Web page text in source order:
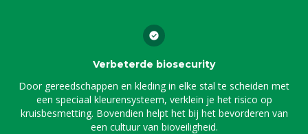
Verbeterde biosecurity
Door gereedschappen en kleding in elke stal te scheiden met
een speciaal kleurensysteem, verklein je het risico op
kruisbesmetting. Bovendien helpt het bij het bevorderen van
een cultuur van bioveiligheid.